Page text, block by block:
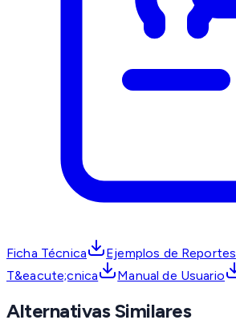
Ficha Técnica Ejemplos de Reportes
T&eacute;cnica
Manual de Usuario
Alternativas Similares